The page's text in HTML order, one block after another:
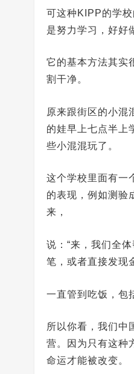
可这种KIPP的学
是努力学习，好好
它的基本方法其实
割干净。
原来跟街区的小混
的娃早上七点半上
些小混混玩了。
这个学校里面有一
的表现，例如测验
来，
说：“来，我们全
笔，或者直接发现
一直管到吃饭，包
所以你看，我们中
营。因为只有这种
命运才能被改变。